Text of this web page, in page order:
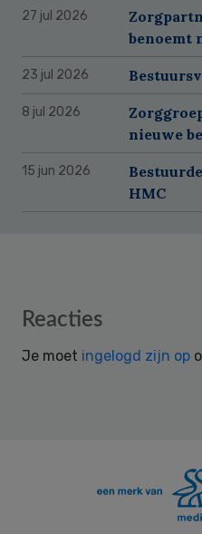
27 jul 2026
benoemt
23 jul 2026
8 jul 2026
nieuwe
15 jun 2026
HMC
Reader
Reacties
Je moet ingelogd zijn op